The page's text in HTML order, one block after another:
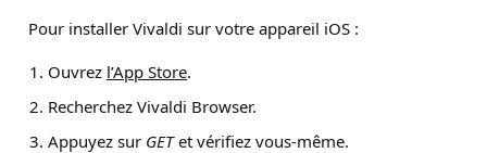
Pour installer Vivaldi sur votre appareil iOS :
Ouvrez l’App Store.
Recherchez Vivaldi Browser.
Appuyez sur GETet vérifiez vous-même.